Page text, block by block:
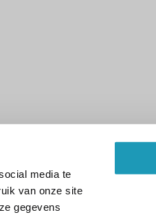
media te
van onze site
gegevens